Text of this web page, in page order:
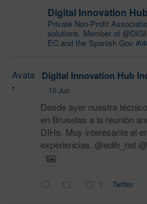
Digital Innovation
Private Non-Profit
solutions. Member of
EC and the Spanish Gov
Avata
r
Digital Innovation Hub
·
10 Jun
Desde ayer nuestra
en Bruselas a la reunión
DIHs. Muy interesante el
experiencias. @edih_net
1 Twitter